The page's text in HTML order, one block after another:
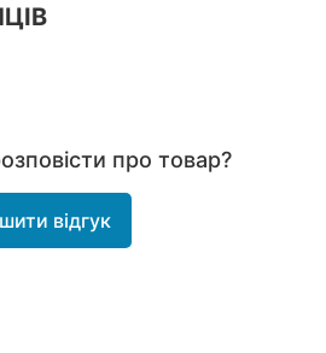
про товар?
відгук